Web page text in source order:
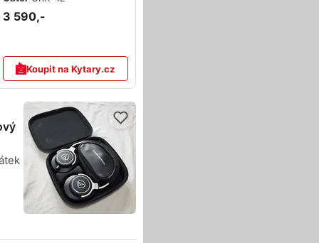
3 590,-
Koupit na Kytary.cz